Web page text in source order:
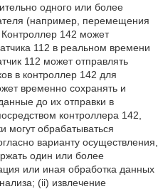
одного или более
(например, перемещения
142 может
112 в реальном времени
112 может отправлять
в контроллер 142 для
временно сохранять и
до их отправки в
контроллера 142,
могут обрабатываться
варианту осуществления,
один или более
или иная обработка данных
(ii) извлечение